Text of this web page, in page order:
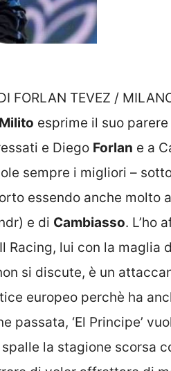
FORLAN TEVEZ /
Milito esprime il suo
e Diego Forlan e a
sempre i migliori –
essendo anche molto
e di Cambiasso. L’ho
lui con la maglia
si discute, è un
europeo perchè ha
passata, ‘El Principe’
la stagione scorsa